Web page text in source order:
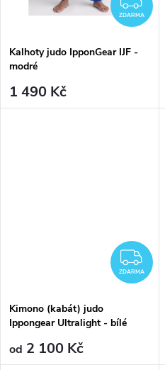
ZDARMA
Kalhoty judo IpponGear IJF -
modré
1 490 Kč
ZDARMA
Kimono (kabát) judo
Ippongear Ultralight - bílé
od 2 100 Kč